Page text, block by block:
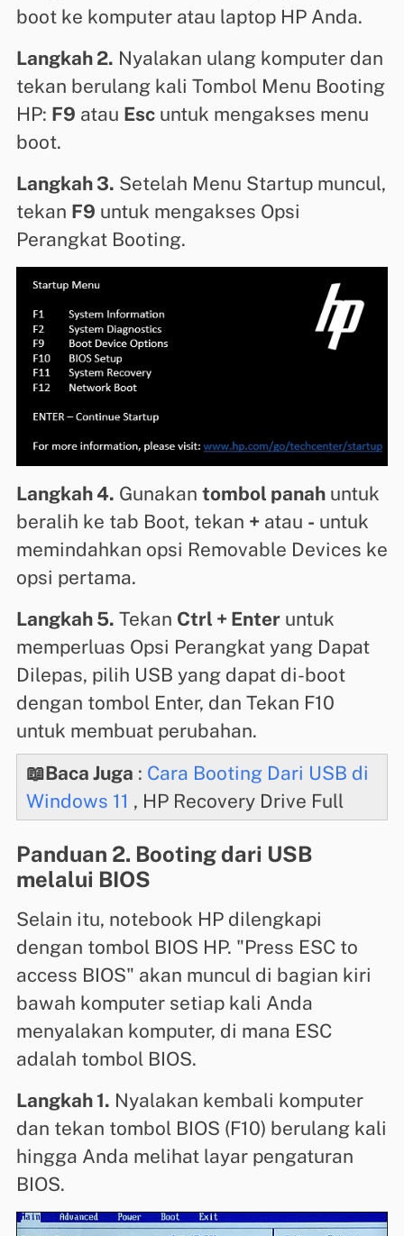
boot ke komputer atau laptop HP Anda.
Langkah 2. Nyalakan ulang komputer dan
tekan berulang kali Tombol Menu Booting
HP: F9 atau Escuntuk mengakses menu
boot.
Langkah 3. Setelah Menu Startup muncul,
tekan F9 untuk mengakses Opsi
Perangkat Booting.
Langkah 4. Gunakan tombol panahuntuk
beralih ke tab Boot, tekan +atau - untuk
memindahkan opsi Removable Devices ke
opsi pertama.
Langkah 5. Tekan Ctrl + Enteruntuk
memperluas Opsi Perangkat yang Dapat
Dilepas, pilih USB yang dapat di-boot
dengan tombol Enter, dan Tekan F10
untuk membuat perubahan.
📖Baca Juga : Cara Booting Dari USB di
Windows 11 , HP Recovery Drive Full
Panduan 2. Booting dari USB
melalui BIOS
Selain itu, notebook HP dilengkapi
dengan tombol BIOS HP. "Press ESC to
access BIOS" akan muncul di bagian kiri
bawah komputer setiap kali Anda
menyalakan komputer, di mana ESC
adalah tombol BIOS.
Langkah 1. Nyalakan kembali komputer
dan tekan tombol BIOS (F10) berulang kali
hingga Anda melihat layar pengaturan
BIOS.